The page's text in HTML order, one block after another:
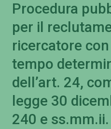
Procedura
per il
ricercatore
tempo
dell’art. 24,
legge 30
240 e